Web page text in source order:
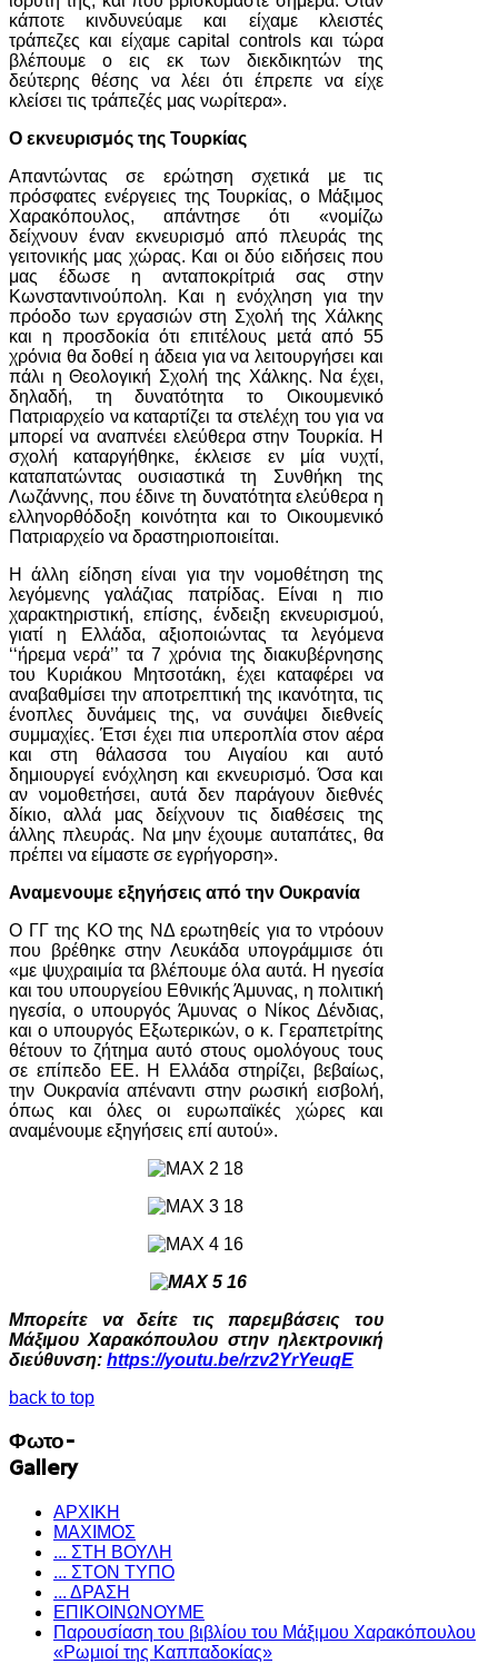
κάποτε κινδυνεύαμε και είχαμε κλειστές
τράπεζες και είχαμε capital controls και τώρα
βλέπουμε ο εις εκ των διεκδικητών της
δεύτερης θέσης να λέει ότι έπρεπε να είχε
κλείσει τις τράπεζές μας νωρίτερα».
Ο εκνευρισμός της Τουρκίας
Απαντώντας σε ερώτηση σχετικά με τις
πρόσφατες ενέργειες της Τουρκίας, ο Μάξιμος
Χαρακόπουλος, απάντησε ότι «νομίζω
δείχνουν έναν εκνευρισμό από πλευράς της
γειτονικής μας χώρας. Και οι δύο ειδήσεις που
μας έδωσε η ανταποκρίτριά σας στην
Κωνσταντινούπολη. Και η ενόχληση για την
πρόοδο των εργασιών στη Σχολή της Χάλκης
και η προσδοκία ότι επιτέλους μετά από 55
χρόνια θα δοθεί η άδεια για να λειτουργήσει και
πάλι η Θεολογική Σχολή της Χάλκης. Να έχει,
δηλαδή, τη δυνατότητα το Οικουμενικό
Πατριαρχείο να καταρτίζει τα στελέχη του για να
μπορεί να αναπνέει ελεύθερα στην Τουρκία. Η
σχολή καταργήθηκε, έκλεισε εν μία νυχτί,
καταπατώντας ουσιαστικά τη Συνθήκη της
Λωζάννης, που έδινε τη δυνατότητα ελεύθερα η
ελληνορθόδοξη κοινότητα και το Οικουμενικό
Πατριαρχείο να δραστηριοποιείται.
Η άλλη είδηση είναι για την νομοθέτηση της
λεγόμενης γαλάζιας πατρίδας. Είναι η πιο
χαρακτηριστική, επίσης, ένδειξη εκνευρισμού,
γιατί η Ελλάδα, αξιοποιώντας τα λεγόμενα
‘‘ήρεμα νερά’’ τα 7 χρόνια της διακυβέρνησης
του Κυριάκου Μητσοτάκη, έχει καταφέρει να
αναβαθμίσει την αποτρεπτική της ικανότητα, τις
ένοπλες δυνάμεις της, να συνάψει διεθνείς
συμμαχίες. Έτσι έχει πια υπεροπλία στον αέρα
και στη θάλασσα του Αιγαίου και αυτό
δημιουργεί ενόχληση και εκνευρισμό. Όσα και
αν νομοθετήσει, αυτά δεν παράγουν διεθνές
δίκιο, αλλά μας δείχνουν τις διαθέσεις της
άλλης πλευράς. Να μην έχουμε αυταπάτες, θα
πρέπει να είμαστε σε εγρήγορση».
Αναμενουμε εξηγήσεις από την Ουκρανία
Ο ΓΓ της ΚΟ της ΝΔ ερωτηθείς για το ντρόουν
που βρέθηκε στην Λευκάδα υπογράμμισε ότι
«με ψυχραιμία τα βλέπουμε όλα αυτά. Η ηγεσία
και του υπουργείου Εθνικής Άμυνας, η πολιτική
ηγεσία, ο υπουργός Άμυνας ο Νίκος Δένδιας,
και ο υπουργός Εξωτερικών, ο κ. Γεραπετρίτης
θέτουν το ζήτημα αυτό στους ομολόγους τους
σε επίπεδο ΕΕ. Η Ελλάδα στηρίζει, βεβαίως,
την Ουκρανία απέναντι στην ρωσική εισβολή,
όπως και όλες οι ευρωπαϊκές χώρες και
αναμένουμε εξηγήσεις επί αυτού».
Μπορείτε να δείτε τις παρεμβάσεις του
Μάξιμου Χαρακόπουλου στην ηλεκτρονική
διεύθυνση: https://youtu.be/rzv2YrYeuqE
back to top
Φωτο-
Gallery
ΑΡΧΙΚΗ
ΜΑΧΙΜΟΣ
... ΣΤΗ ΒΟΥΛΗ
... ΣΤΟΝ ΤΥΠΟ
... ΔΡΑΣΗ
ΕΠΙΚΟΙΝΩΝΟΥΜΕ
Παρουσίαση του βιβλίου του Μάξιμου Χαρακόπουλου
«Ρωμιοί της Καππαδοκίας»